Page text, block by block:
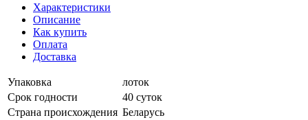
Характеристики
Описание
Как купить
Оплата
Доставка
Упаковка
лоток
Срок годности
40 суток
Страна происхождения Беларусь